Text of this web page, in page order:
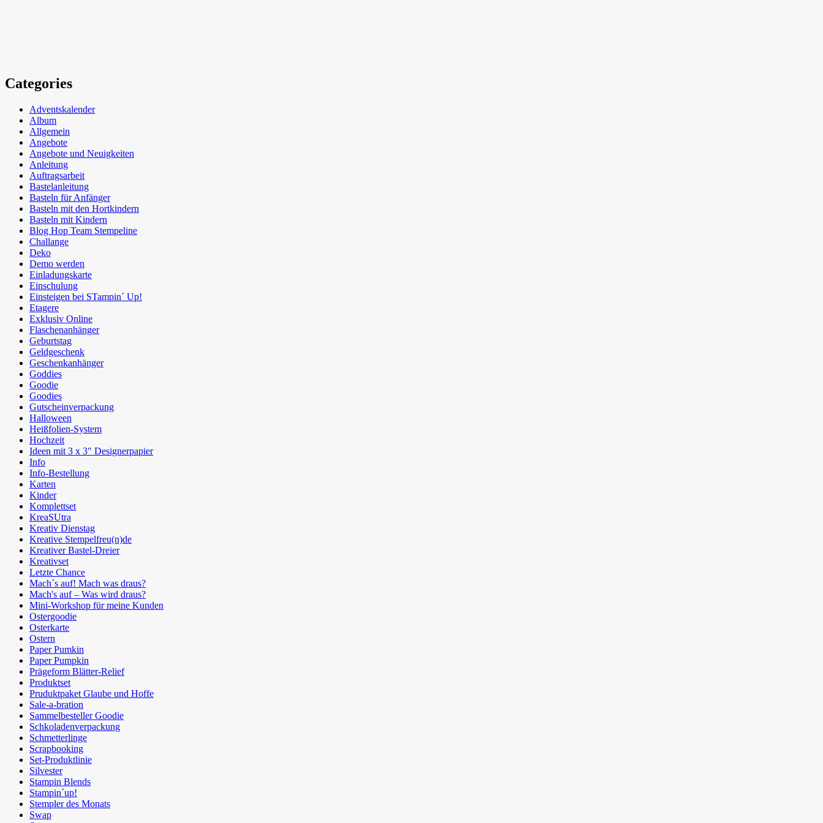
Categories
Adventskalender
Album
Allgemein
Angebote
Angebote und Neuigkeiten
Anleitung
Auftragsarbeit
Bastelanleitung
Basteln für Anfänger
Basteln mit den Hortkindern
Basteln mit Kindern
Blog Hop Team Stempeline
Challange
Deko
Demo werden
Einladungskarte
Einschulung
Einsteigen bei STampin´ Up!
Etagere
Exklusiv Online
Flaschenanhänger
Geburtstag
Geldgeschenk
Geschenkanhänger
Goddies
Goodie
Goodies
Gutscheinverpackung
Halloween
Heißfolien-System
Hochzeit
Ideen mit 3 x 3" Designerpapier
Info
Info-Bestellung
Karten
Kinder
Komplettset
KreaSUtra
Kreativ Dienstag
Kreative Stempelfreu(n)de
Kreativer Bastel-Dreier
Kreativset
Letzte Chance
Mach´s auf! Mach was draus?
Mach's auf – Was wird draus?
Mini-Workshop für meine Kunden
Ostergoodie
Osterkarte
Ostern
Paper Pumkin
Paper Pumpkin
Prägeform Blätter-Relief
Produktset
Pruduktpaket Glaube und Hoffe
Sale-a-bration
Sammelbesteller Goodie
Schkoladenverpackung
Schmetterlinge
Scrapbooking
Set-Produktlinie
Silvester
Stampin Blends
Stampin´up!
Stempler des Monats
Swap